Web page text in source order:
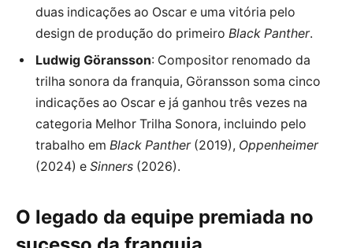
duas indicações ao Oscar e uma vitória pelo
design de produção do primeiro Black Panther.
Ludwig Göransson: Compositor renomado da
trilha sonora da franquia, Göransson soma cinco
indicações ao Oscar e já ganhou três vezes na
categoria Melhor Trilha Sonora, incluindo pelo
trabalho em Black Panther(2019), Oppenheimer
(2024) e Sinners (2026).
O legado da equipe premiada no